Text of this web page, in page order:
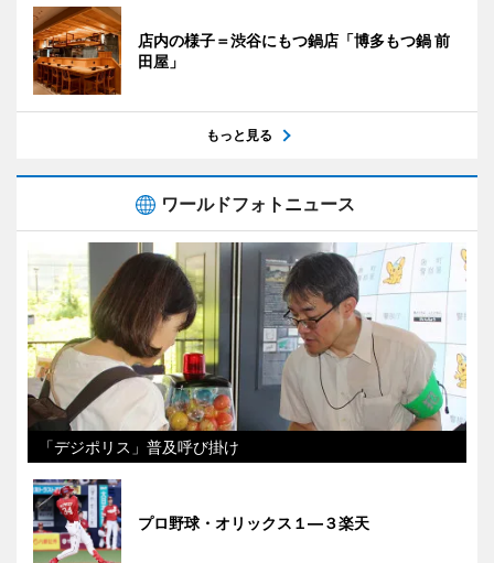
店内の様子＝渋谷にもつ鍋店「博多もつ鍋 前
田屋」
もっと見る
ワールドフォトニュース
「デジポリス」普及呼び掛け
プロ野球・オリックス１―３楽天